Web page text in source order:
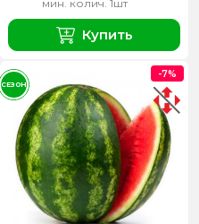
мин. колич. 1шт
Купить
-7%
СЕЗОН